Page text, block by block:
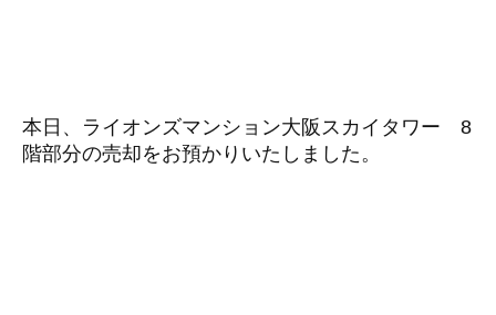
本日、ライオンズマンション大阪スカイタワー 8
階部分の売却をお預かりいたしました。